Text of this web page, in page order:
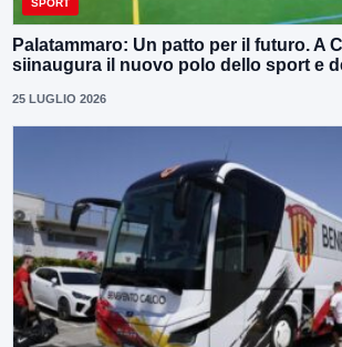
SPORT
Palatammaro: Un patto per il futuro. A
siinaugura il nuovo polo dello sport e
25 LUGLIO 2026